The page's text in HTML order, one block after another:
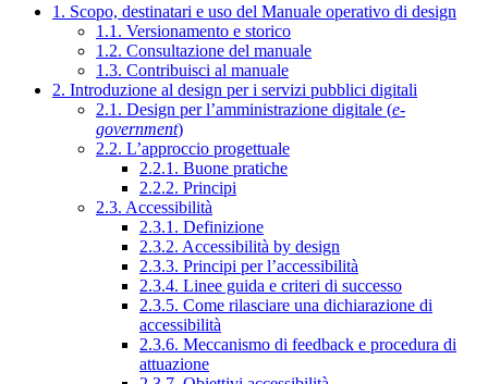
1. Scopo, destinatari e uso del Manuale operativo di design
1.1. Versionamento e storico
1.2. Consultazione del manuale
1.3. Contribuisci al manuale
2. Introduzione al design per i servizi pubblici digitali
2.1. Design per l’amministrazione digitale (e-
government)
2.2. L’approccio progettuale
2.2.1. Buone pratiche
2.2.2. Principi
2.3. Accessibilità
2.3.1. Definizione
2.3.2. Accessibilità by design
2.3.3. Principi per l’accessibilità
2.3.4. Linee guida e criteri di successo
2.3.5. Come rilasciare una dichiarazione di
accessibilità
2.3.6. Meccanismo di feedback e procedura di
attuazione